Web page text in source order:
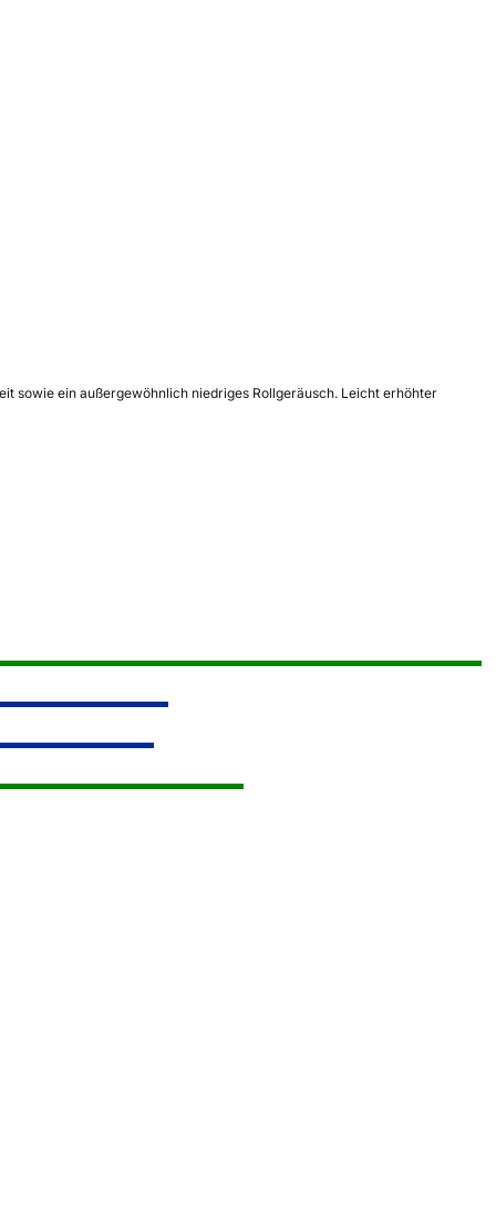
sowie ein außergewöhnlich niedriges Rollgeräusch. Leicht erhöhter